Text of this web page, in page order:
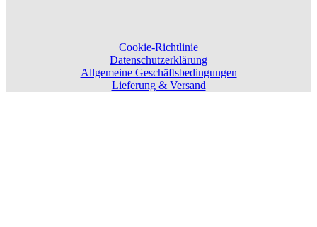
Cookie-Richtlinie
Datenschutzerklärung
Allgemeine Geschäftsbedingungen
Lieferung & Versand